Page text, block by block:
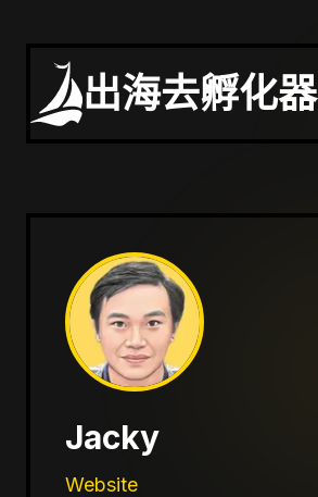
出海去孵化器
Jacky
Website